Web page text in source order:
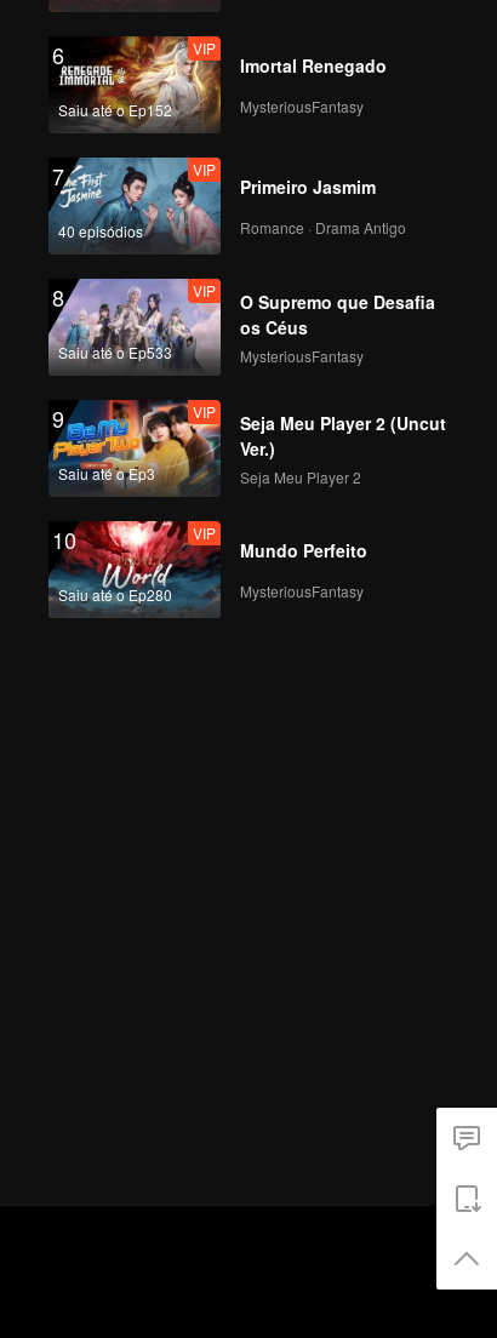
6
Saiu até o Ep152
VIP
Imortal Renegado
MysteriousFantasy
7
40 episódios
VIP
Primeiro Jasmim
Romance · Drama Antigo
8
Saiu até o Ep533
VIP
O Supremo que Desafia
os Céus
MysteriousFantasy
9
Saiu até o Ep3
VIP
Seja Meu Player 2 (Uncut
Ver.)
Seja Meu Player 2
10
Saiu até o Ep280
VIP
Mundo Perfeito
MysteriousFantasy